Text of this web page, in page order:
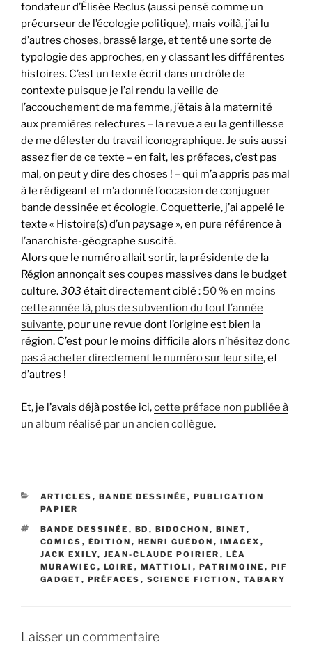
fondateur d’Élisée Reclus (aussi pensé comme un
précurseur de l’écologie politique), mais voilà, j’ai lu
d’autres choses, brassé large, et tenté une sorte de
typologie des approches, en y classant les différentes
histoires. C’est un texte écrit dans un drôle de
contexte puisque je l’ai rendu la veille de
l’accouchement de ma femme, j’étais à la maternité
aux premières relectures – la revue a eu la gentillesse
de me délester du travail iconographique. Je suis aussi
assez fier de ce texte – en fait, les préfaces, c’est pas
mal, on peut y dire des choses ! – qui m’a appris pas mal
à le rédigeant et m’a donné l’occasion de conjuguer
bande dessinée et écologie. Coquetterie, j’ai appelé le
texte « Histoire(s) d’un paysage », en pure référence à
l’anarchiste-géographe suscité.
Alors que le numéro allait sortir, la présidente de la
Région annonçait ses coupes massives dans le budget
culture.303 était directement ciblé : 50 % en moins
cette année là, plus de subvention du tout l’année
suivante, pour une revue dont l’origine est bien la
région. C’est pour le moins difficile alors n’hésitez donc
pas à acheter directement le numéro sur leur site, et
d’autres !
Et, je l’avais déjà postée ici,cette préface non publiée à
un album réalisé par un ancien collègue.
CATÉGORIES
ARTICLES , BANDE DESSINÉE , PUBLICATION
PAPIER
ÉTIQUETTES
BANDE DESSINÉE , BD , BIDOCHON , BINET,
COMICS , ÉDITION , HENRI GUÉDON , IMAGEX ,
JACK EXILY, JEAN-CLAUDE POIRIER , LÉA
MURAWIEC , LOIRE , MATTIOLI , PATRIMOINE , PIF
GADGET, PRÉFACES , SCIENCE FICTION , TABARY
Laisser un commentaire